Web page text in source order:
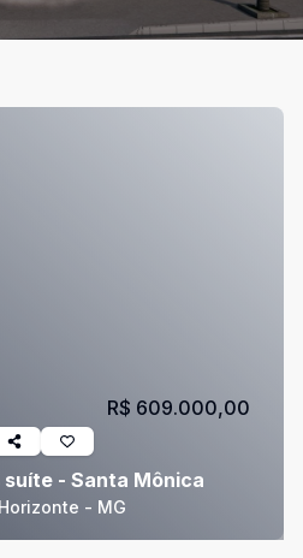
- Santa Mônica
- MG
R$ 609.000,00